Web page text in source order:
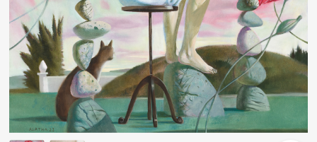
События Контакты
Другие проекты
Rakov
baget
Rakov
special